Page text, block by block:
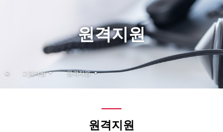
원격지원
고객지원 원격지원
원격지원